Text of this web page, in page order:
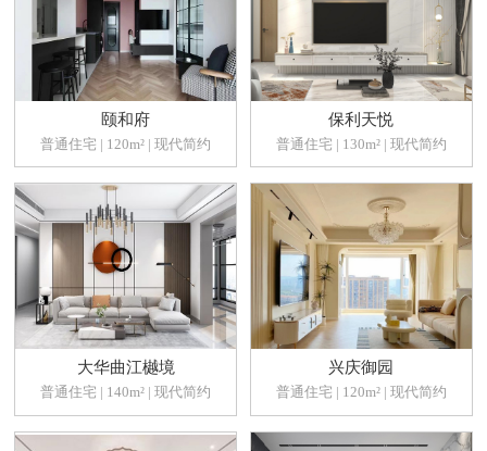
颐和府
普通住宅 | 120m² | 现代简约
保利天悦
普通住宅 | 130m² | 现代简约
大华曲江樾境
普通住宅 | 140m² | 现代简约
兴庆御园
普通住宅 | 120m² | 现代简约